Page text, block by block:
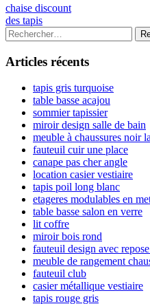
Navigation
de
l’article
Previous
article:
chaise discount
Next
article:
des tapis
Colonne
latérale
principale
Rechercher :
Articles récents
tapis gris turquoise
table basse acajou
sommier tapissier
miroir design salle de bain
meuble à chaussures noir
fauteuil cuir une place
canape pas cher angle
location casier vestiaire
tapis poil long blanc
etageres modulables en
table basse salon en verre
lit coffre
miroir bois rond
fauteuil design avec
meuble de rangement
fauteuil club
casier métallique vestiaire
tapis rouge gris